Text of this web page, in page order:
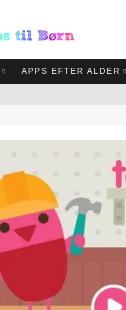
APPS EFTER ALDER